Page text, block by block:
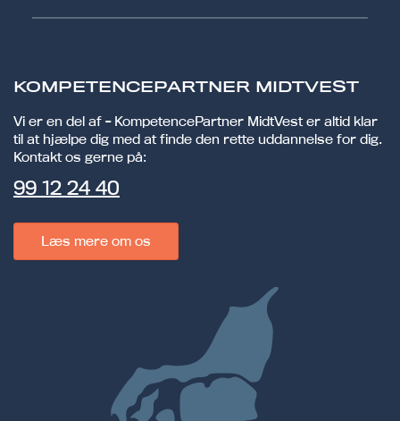
KOMPETENCEPARTNER MIDTVEST
Vi er en del af - KompetencePartner MidtVest er altid klar
til at hjælpe dig med at finde den rette uddannelse for dig.
Kontakt os gerne på:
99 12 24 40
Læs mere om os